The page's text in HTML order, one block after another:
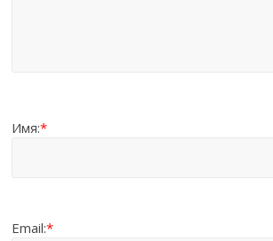
Имя:*
Email:*